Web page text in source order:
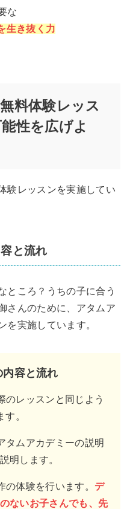
な
生き抜く力
料体験レッス
性を広げよ
験レッスンを実施してい
と流れ
ところ？うちの子に合う
さんのために、アタムア
を実施しています。
容と流れ
のレッスンと同じよう
。
タムアカデミーの説明
明します。
体験を行います。 デ
ないお子さんでも、先